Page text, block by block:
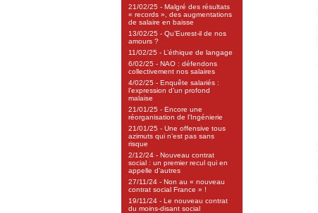
21/02/25 - Malgré des résultats
« records », des augmentations
de salaire en baisse
13/02/25 - Qu’Eurest-il de nos
amours ?
11/02/25 - L’éthique de langage
6/02/25 - NAO : défendons
collectivement nos salaires
4/02/25 - Enquête salariés :
l’expression d’un profond
malaise
21/01/25 - Encore une
réorganisation de l’Ingénierie
21/01/25 - Une offensive tous
azimuts qui n’est pas sans
risque
2/12/24 - Nouveau contrat
social : un premier recul qui en
appelle d’autres
27/11/24 - Non au « nouveau
contrat social France » !
19/11/24 - Le nouveau contrat
du moins-disant social